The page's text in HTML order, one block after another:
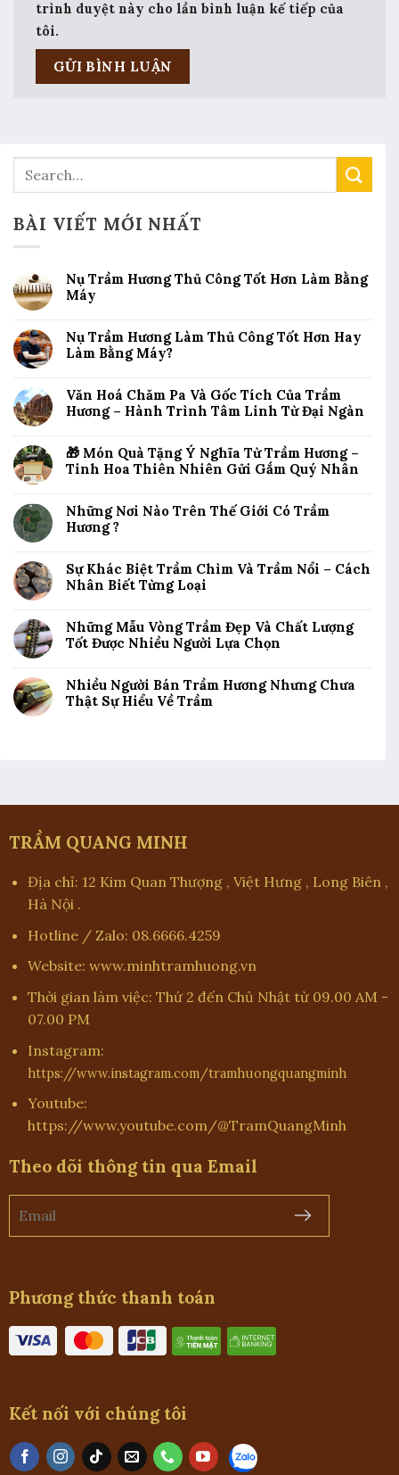
trình duyệt này cho lần bình luận kế tiếp của
tôi.
BÀI VIẾT MỚI NHẤT
Nụ Trầm Hương Thủ Công Tốt Hơn Làm Bằng
Máy
Nụ Trầm Hương Làm Thủ Công Tốt Hơn Hay
Làm Bằng Máy?
Văn Hoá Chăm Pa Và Gốc Tích Của Trầm
Hương – Hành Trình Tâm Linh Từ Đại Ngàn
🎁 Món Quà Tặng Ý Nghĩa Từ Trầm Hương –
Tinh Hoa Thiên Nhiên Gửi Gắm Quý Nhân
Những Nơi Nào Trên Thế Giới Có Trầm
Hương ?
Sự Khác Biệt Trầm Chìm Và Trầm Nổi – Cách
Nhân Biết Từng Loại
Những Mẫu Vòng Trầm Đẹp Và Chất Lượng
Tốt Được Nhiều Người Lựa Chọn
Nhiều Người Bán Trầm Hương Nhưng Chưa
Thật Sự Hiểu Về Trầm
TRẦM QUANG MINH
Địa chỉ: 12 Kim Quan Thượng , Việt Hưng , Long Biên ,
Hà Nội .
Hotline / Zalo: 08.6666.4259
Website: www.minhtramhuong.vn
Thời gian làm việc: Thứ 2 đến Chủ Nhật từ 09.00 AM -
07.00 PM
Instagram:
https://www.instagram.com/tramhuongquangminh
Youtube:
https://www.youtube.com/@TramQuangMinh
Theo dõi thông tin qua Email
Phương thức thanh toán
Kết nối với chúng tôi